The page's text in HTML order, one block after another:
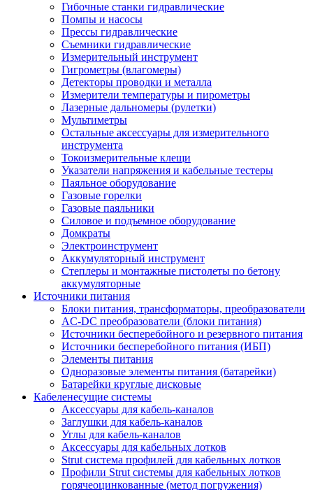
Гибочные станки гидравлические
Помпы и насосы
Прессы гидравлические
Съемники гидравлические
Измерительный инструмент
Гигрометры (влагомеры)
Детекторы проводки и металла
Измерители температуры и пирометры
Лазерные дальномеры (рулетки)
Мультиметры
Остальные аксессуары для измерительного
инструмента
Токоизмерительные клещи
Указатели напряжения и кабельные тестеры
Паяльное оборудование
Газовые горелки
Газовые паяльники
Силовое и подъемное оборудование
Домкраты
Электроинструмент
Аккумуляторный инструмент
Степлеры и монтажные пистолеты по бетону
аккумуляторные
Источники питания
Блоки питания, трансформаторы, преобразователи
AC-DC преобразователи (блоки питания)
Источники бесперебойного и резервного питания
Источники бесперебойного питания (ИБП)
Элементы питания
Одноразовые элементы питания (батарейки)
Батарейки круглые дисковые
Кабеленесущие системы
Аксессуары для кабель-каналов
Заглушки для кабель-каналов
Углы для кабель-каналов
Аксессуары для кабельных лотков
Strut система профилей для кабельных лотков
Профили Strut системы для кабельных лотков
горячеоцинкованные (метод погружения)